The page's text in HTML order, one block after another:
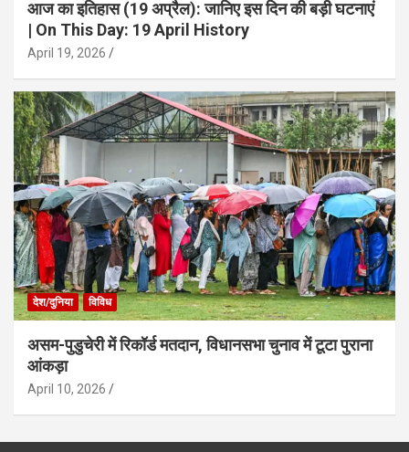
आज का इतिहास (19 अप्रैल): जानिए इस दिन की बड़ी घटनाएं
| On This Day: 19 April History
April 19, 2026
देश/दुनिया विविध
असम-पुडुचेरी में रिकॉर्ड मतदान, विधानसभा चुनाव में टूटा पुराना
आंकड़ा
April 10, 2026